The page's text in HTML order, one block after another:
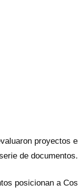
de documentos.
posicionan a